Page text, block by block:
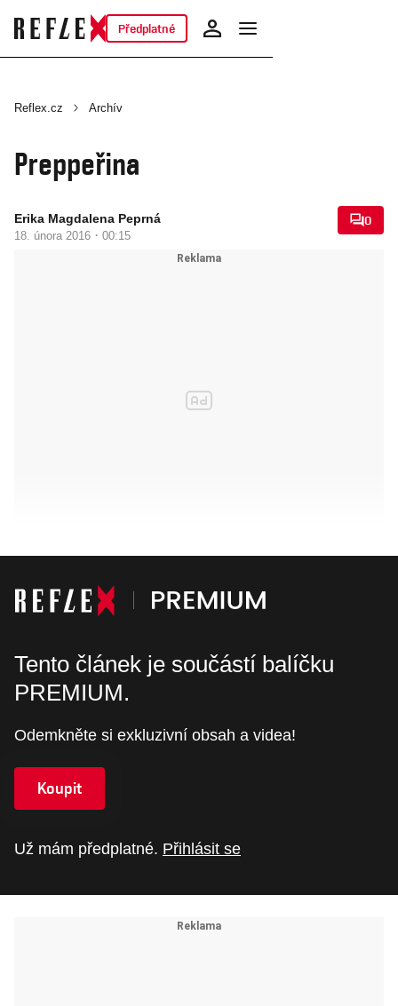
Předplatné
Reflex.cz Archív
Preppeřina
Erika Magdalena Peprná
18. února 2016 · 00:15
0
Tento článek je součástí balíčku
PREMIUM.
Odemkněte si exkluzivní obsah a videa!
Koupit
Už mám předplatné. Přihlásit se